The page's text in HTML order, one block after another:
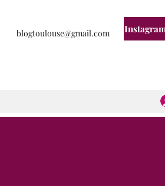
blogtoulouse@gmail.com